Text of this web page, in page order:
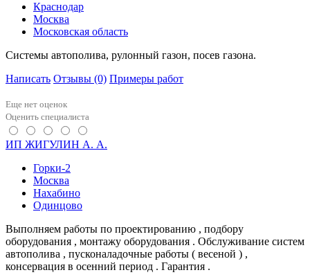
Краснодар
Москва
Московская область
Системы автополива, рулонный газон, посев газона.
Написать Отзывы (0) Примеры работ
Еще нет оценок
Оценить специалиста
ИП ЖИГУЛИН А. А.
Горки-2
Москва
Нахабино
Одинцово
Выполняем работы по проектированию , подбору
оборудования , монтажу оборудования . Обслуживание систем
автополива , пусконаладочные работы ( весеной ) ,
консервация в осенний период . Гарантия .